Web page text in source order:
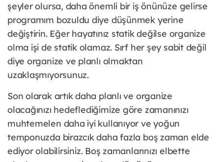
şeyler olursa, daha önemli bir iş önünüze gelirse
programım bozuldu diye düşünmek yerine
değiştirin. Eğer hayatınız statik değilse organize
olma işi de statik olamaz. Sırf her şey sabit değil
diye organize ve planlı olmaktan
uzaklaşmıyorsunuz.
Son olarak artık daha planlı ve organize
olacağınızı hedeflediğimize göre zamanınızı
muhtemelen daha iyi kullanıyor ve yoğun
temponuzda birazcık daha fazla boş zaman elde
ediyor olabilirsiniz. Boş zamanlarınızı elbette